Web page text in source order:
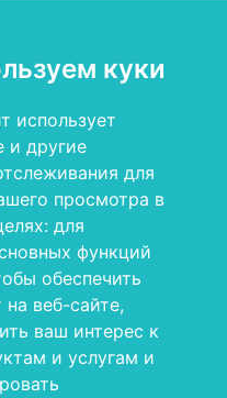
куки
использует
и другие
для
просмотра в
для
функций
обеспечить
веб-сайте,
ваш интерес к
и услугам и
по поводу
по номеру
их с
)